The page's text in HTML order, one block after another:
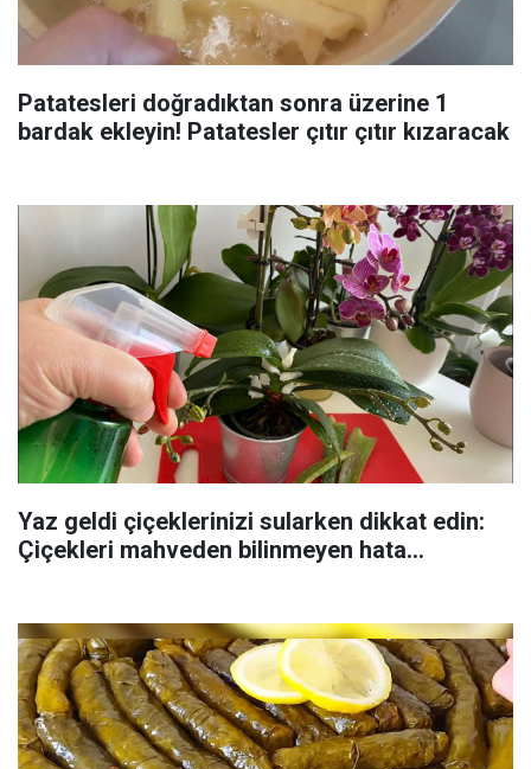
Patatesleri doğradıktan sonra üzerine 1
bardak ekleyin! Patatesler çıtır çıtır kızaracak
Yaz geldi çiçeklerinizi sularken dikkat edin:
Çiçekleri mahveden bilinmeyen hata...